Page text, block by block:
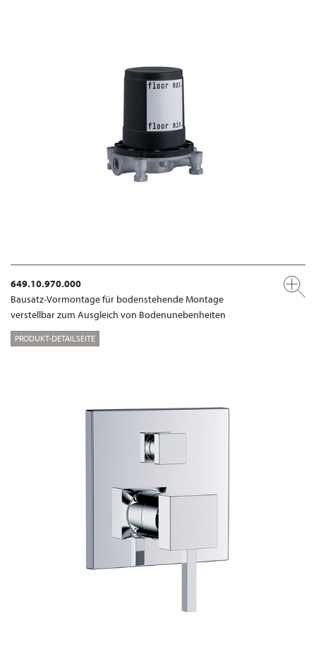
649.10.970.000
Bausatz-Vormontage für bodenstehende Montage
verstellbar zum Ausgleich von Bodenunebenheiten
PRODUKT-DETAILSEITE